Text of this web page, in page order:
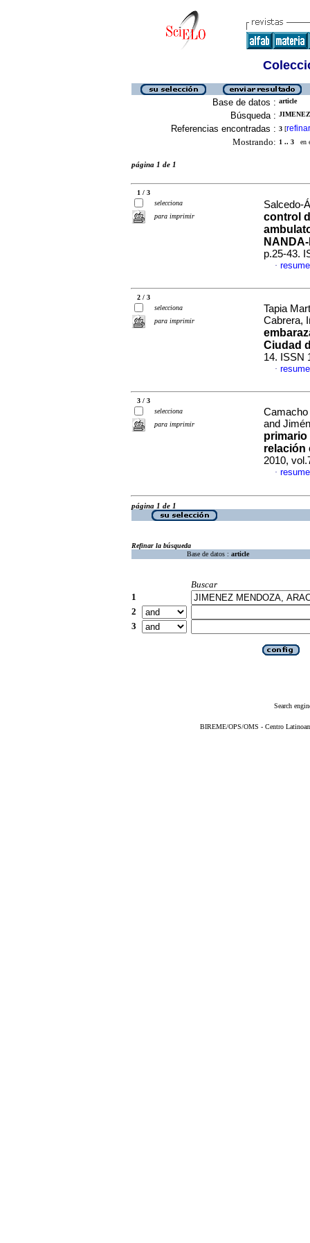
Base de datos : article
Búsqueda :
Referencias encontradas : 3 [refinar
Mostrando: 1 .. 3 en
página 1 de 1
1 / 3
selecciona
para imprimir
Salcedo-
control
p.25-43.
·
2 / 3
selecciona
para imprimir
Tapia
Cabrera,
Ciudad
14. ISSN
·
3 / 3
selecciona
para imprimir
Camacho
and
relación
2010,
·
página 1 de 1
Refinar la búsqueda
Base de datos : article
Buscar
1
2
3
Search
BIREME/OPS/OMS - Centro